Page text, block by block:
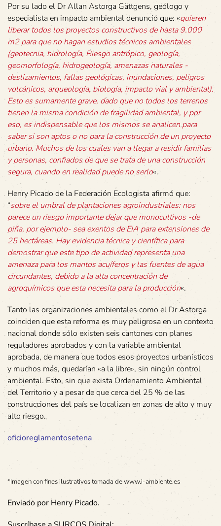
Por su lado el Dr Allan Astorga Gättgens, geólogo y
especialista en impacto ambiental denunció que: «quieren
liberar todos los proyectos constructivos de hasta 9.000
m2 para que no hagan estudios técnicos ambientales
(geotecnia, hidrología, Riesgo antrópico, geología,
geomorfología, hidrogeología, amenazas naturales -
deslizamientos, fallas geológicas, inundaciones, peligros
volcánicos, arqueología, biología, impacto vial y ambiental).
Esto es sumamente grave, dado que no todos los terrenos
tienen la misma condición de fragilidad ambiental, y por
eso, es indispensable que los mismos se analicen para
saber si son aptos o no para la construcción de un proyecto
urbano. Muchos de los cuales van a llegar a residir familias
y personas, confiados de que se trata de una construcción
segura, cuando en realidad puede no serlo«.
Henry Picado de la Federación Ecologista afirmó que:
“sobre el umbral de plantaciones agroindustriales: nos
parece un riesgo importante dejar que monocultivos -de
piña, por ejemplo- sea exentos de EIA para extensiones de
25 hectáreas. Hay evidencia técnica y científica para
demostrar que este tipo de actividad representa una
amenaza para los mantos acuíferos y las fuentes de agua
circundantes, debido a la alta concentración de
agroquímicos que esta necesita para la producción«.
Tanto las organizaciones ambientales como el Dr Astorga
coinciden que esta reforma es muy peligrosa en un contexto
nacional donde sólo existen seis cantones con planes
reguladores aprobados y con la variable ambiental
aprobada, de manera que todos esos proyectos urbanísticos
y muchos más, quedarían «a la libre», sin ningún control
ambiental. Esto, sin que exista Ordenamiento Ambiental
del Territorio y a pesar de que cerca del 25 % de las
construcciones del país se localizan en zonas de alto y muy
alto riesgo.
oficioreglamentosetena
*Imagen con fines ilustrativos tomada de www.i-ambiente.es
Enviado por Henry Picado.